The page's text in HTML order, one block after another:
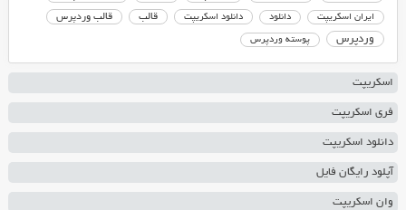
ایران اسکریپت دانلود دانلود اسکریپت قالب قالب وردپرس
وردپرس پوسته وردپرس
اسکریپت
فری اسکریپت
دانلود اسکریپت
آپلود رایگان فایل
وان اسکریپت